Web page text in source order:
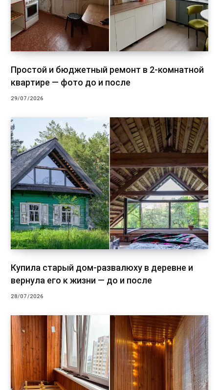
Простой и бюджетный ремонт в 2-комнатной
квартире — фото до и после
29/07/2026
Купила старый дом-развалюху в деревне и
вернула его к жизни — до и после
28/07/2026